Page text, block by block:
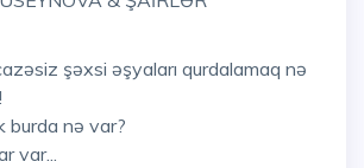
şəxsi əşyaları qurdalamaq nə
burda nə var?
var...